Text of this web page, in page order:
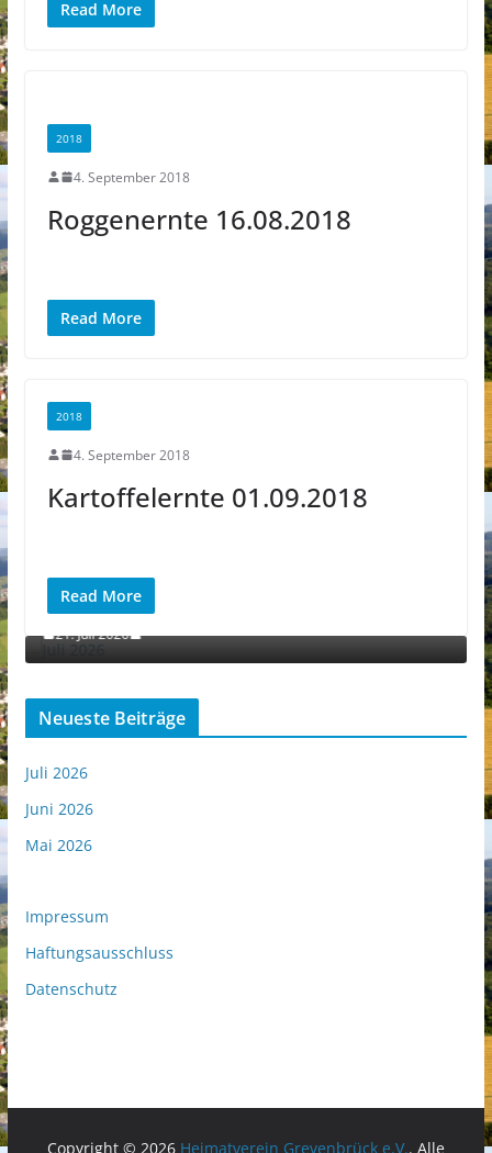
Read More
2018
4. September 2018
Roggenernte 16.08.2018
Read More
2018
4. September 2018
Kartoffelernte 01.09.2018
Read More
Juli 2026
21. Juli 2026
Neueste Beiträge
Juli 2026
Juni 2026
Mai 2026
Impressum
Haftungsausschluss
Datenschutz
Copyright © 2026 Heimatverein Grevenbrück e.V.. Alle